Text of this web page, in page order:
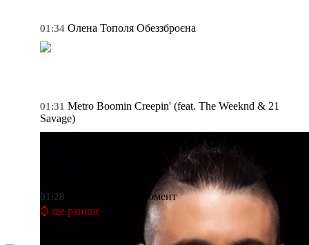
01:34 Олена Тополя Обеззброєна
01:31 Metro Boomin Creepin' (feat. The Weeknd & 21
Savage)
01:28
Лови момент
⌚ ще раніше